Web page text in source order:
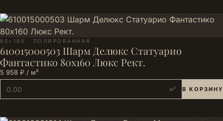
80×160 · ПОЛИРОВАННАЯ
610015000503 Шарм Делюкс Статуарио
Фантастико 80х160 Люкс Рект.
5 958 ₽ / м²
м² В КОРЗИНУ